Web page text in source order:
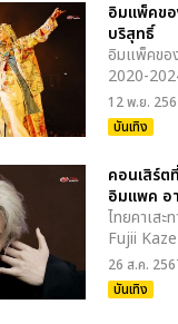
อิมแพ็คขอ
บริสุทธิ์
อิมแพ็คขอ
2020-
12 พ.ย.
บันเทิง
คอนเสิร์
อิมแพค อ
ไทยคาเส
Fujii
26 ส.ค.
บันเทิง